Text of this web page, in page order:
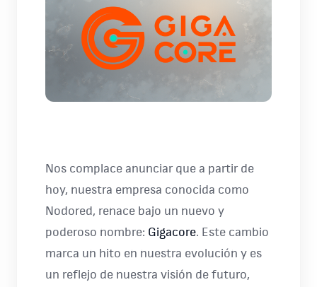
Nos complace anunciar que a partir de
hoy, nuestra empresa conocida como
Nodored, renace bajo un nuevo y
poderoso nombre: Gigacore. Este cambio
marca un hito en nuestra evolución y es
un reflejo de nuestra visión de futuro,